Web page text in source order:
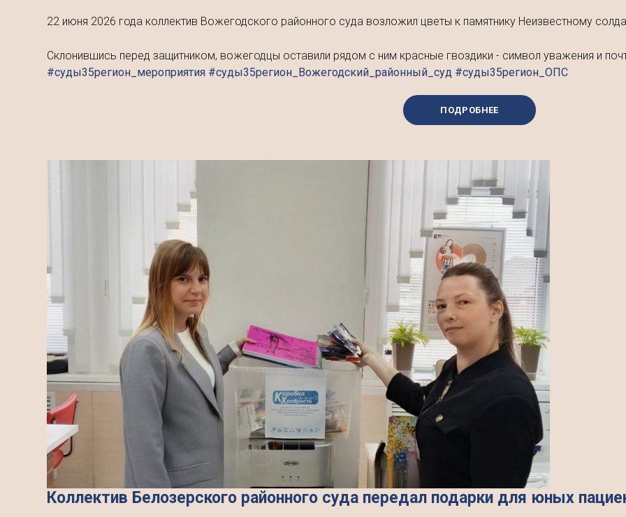
22 июня 2026 года коллектив Вожегодского районного суда возложил цветы к памятнику Неизвестному
Склонившись перед защитником, вожегодцы оставили рядом с ним красные гвоздики - символ уважения и
#суды35регион_мероприятия #суды35регион_Вожегодский_районный_суд #суды35регион_ОПС
ПОДРОБНЕЕ
Коллектив Белозерского районного суда передал подарки для юных